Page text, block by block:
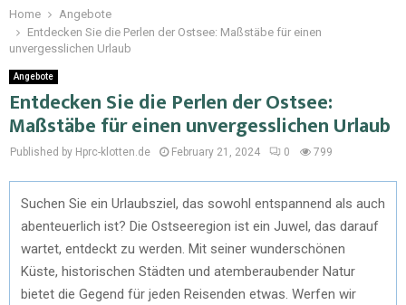
Home
Angebote
Entdecken Sie die Perlen der Ostsee: Maßstäbe für einen
unvergesslichen Urlaub
Angebote
Entdecken Sie die Perlen der Ostsee:
Maßstäbe für einen unvergesslichen Urlaub
Published by Hprc-klotten.de February 21, 2024 0 799
Suchen Sie ein Urlaubsziel, das sowohl entspannend als auch
abenteuerlich ist? Die Ostseeregion ist ein Juwel, das darauf
wartet, entdeckt zu werden. Mit seiner wunderschönen
Küste, historischen Städten und atemberaubender Natur
bietet die Gegend für jeden Reisenden etwas. Werfen wir